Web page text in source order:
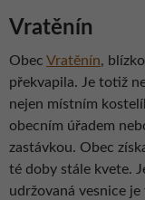
Vratěnín
Obec Vratěnín,
překvapila. Je totiž
nejen místním
obecním úřadem
zastávkou. Obec
té doby stále kvete.
udržovaná vesnice